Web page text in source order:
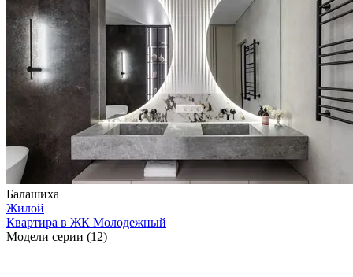
Балашиха
Жилой
Квартира в ЖК Молодежный
Модели серии (12)